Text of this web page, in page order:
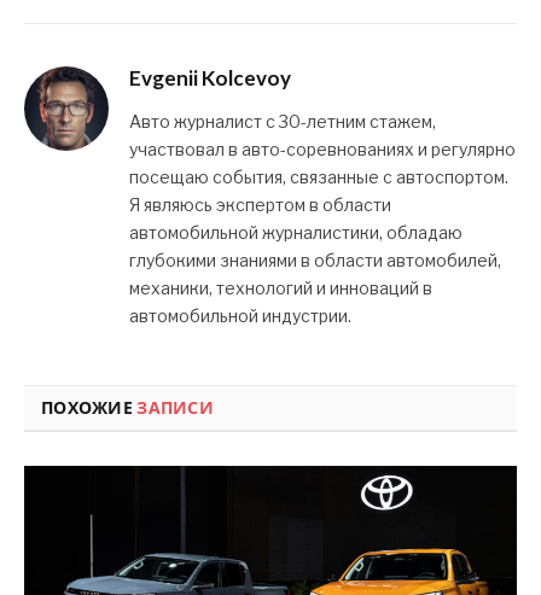
Evgenii Kolcevoy
Авто журналист с 30-летним стажем,
участвовал в авто-соревнованиях и регулярно
посещаю события, связанные с автоспортом.
Я являюсь экспертом в области
автомобильной журналистики, обладаю
глубокими знаниями в области автомобилей,
механики, технологий и инноваций в
автомобильной индустрии.
ПОХОЖИЕЗАПИСИ